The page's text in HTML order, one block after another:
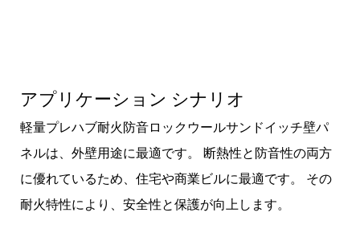
アプリケーション シナリオ
軽量プレハブ耐火防音ロックウールサンドイッチ壁パ
ネルは、外壁用途に最適です。 断熱性と防音性の両方
に優れているため、住宅や商業ビルに最適です。 その
耐火特性により、安全性と保護が向上します。